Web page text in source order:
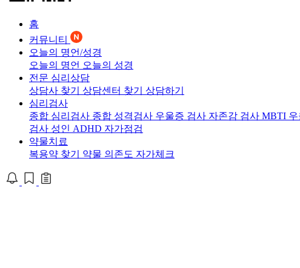
홈
커뮤니티
오늘의 명언/성경
오늘의 명언 오늘의 성경
전문 심리상담
상담사 찾기 상담센터 찾기 상담하기
심리검사
종합 심리검사 종합 성격검사 우울증 검사 자존감 검사 MBTI 우
검사 성인 ADHD 자가점검
약물치료
복용약 찾기 약물 의존도 자가체크